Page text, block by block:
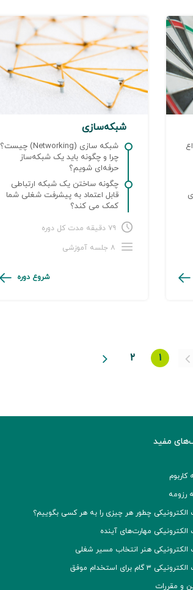
شبکه‌سازی
شبکه سازی (Networking) چیست؟
چرا و چگونه باید یک شبکه‌ساز
حرفه‌ای شویم؟
چگونه ساختن یک شبکه ارتباطی
قابل اعتماد به پیشرفت شغلی شما
کمک می کند؟
هنر توسعه شبکه ارتباطات حرفه‌ای
: ۷ تکنیک پیگیری یک ارتباط۷۹ دقیقه مدت کل دوره
۸ جلسه آموزشی
شروع دوره
Next۱ ۲ Previous
مفید
کاربوم
رزومه
الکترونیکی چطور هر چیزی را به هر کسی بگوییم؟
الکترونیکی مهارت‌های آینده
الکترونیکی هنر انتخاب مسیر شغلی
۳ گام برای استخدام موفق
و مقررات